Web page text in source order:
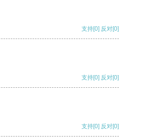
支持[0] 反对[0]
支持[0] 反对[0]
支持[0] 反对[0]